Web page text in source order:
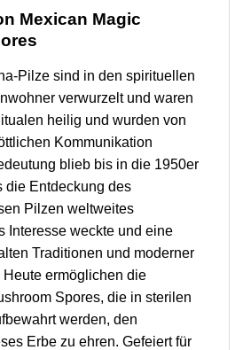
Mexican Magic
Pilze sind in den spirituellen
verwurzelt und waren
heilig und wurden von
Kommunikation
blieb bis in die 1950er
die Entdeckung des
Pilzen weltweites
Interesse weckte und eine
Traditionen und moderner
ermöglichen die
Spores, die in sterilen
werden, den
Erbe zu ehren. Gefeiert für